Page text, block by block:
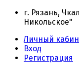
г. Рязань,
Никольское"
Личный
Вход
Регистрация